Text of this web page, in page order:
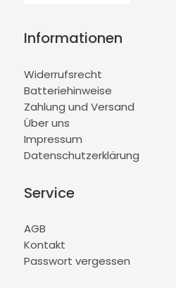
Informationen
Widerrufsrecht
Batteriehinweise
Zahlung und Versand
Über uns
Impressum
Datenschutzerklärung
Service
AGB
Kontakt
Passwort vergessen